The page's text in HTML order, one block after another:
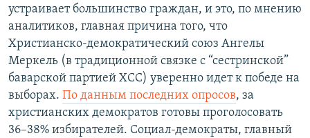
устраивает большинство граждан, и это, по мнению
аналитиков, главная причина того, что
Христианско-демократический союз Ангелы
Меркель (в традиционной связке с “сестринской”
баварской партией ХСС) уверенно идет к победе на
выборах. По данным последних опросов, за
христианских демократов готовы проголосовать
36–38% избирателей. Социал-демократы, главный